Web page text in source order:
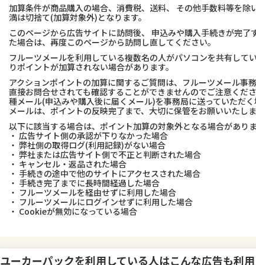
加算条件が商品購入の場合、消費税、送料、 その他手数料等を
満は切捨て(加算対象外)となります。
このページから広告サイトに訪問後、 申込みや購入手続きが完
た場合は、再度このページから訪問し直してください。
フルーツメールを利用している複数名の人がパソコンを共有して
りポイントが加算されない場合があります。
アクションポイントの加算に関するご質問は、フルーツメール事
直接お問合せされても確認することができませんのでご注意くだ
種メール(申込みや購入後に届くメール)を事務局に送っていただ
メールは、ポイントの反映完了まで、大切に保管をお願いいたしま
以下に該当する場合は、ポイント加算の対象外となる場合があり
・ 広告サイト側の承認が下りなかった場合
・ 弊社側の取得ログ(利用記録)がない場合
・ 弊社または広告サイト側で不正と判断された場合
・ キャンセル・返品された場合
・ 手続きの途中で他のサイトにアクセスされた場合
・ 手続き完了までに長時間経過した場合
・ フルーツメールを経由せずに利用した場合
・ フルーツメールにログインせずに利用した場合
・ Cookieが無効になっている場合
ユーカーパックを利用している人はこんな広告も利